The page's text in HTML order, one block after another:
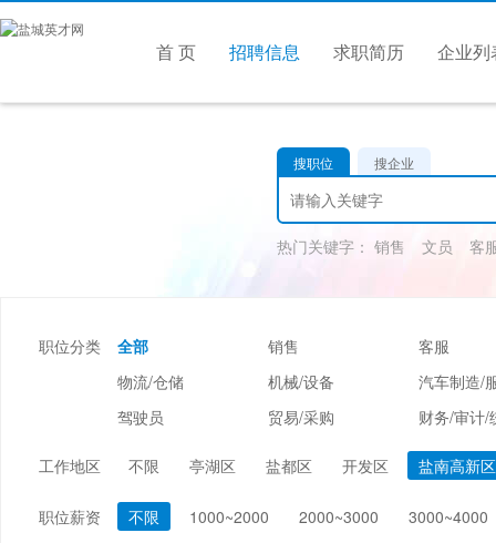
首 页 招聘信息 求职简历 企业列
搜职位 搜企业
热门关键字： 销售 文员 客
职位分类 全部 销售
客服
物流/仓储
机械/设备
汽车制造/
驾驶员
贸易/采购
财务/审计/
娱乐/休闲
编辑/出版/印刷
金融/证券/投资
保险
工作地区 不限 亭湖区 盐都区 开发区 盐南高新区
职位薪资 不限 1000~2000 2000~3000 3000~4000